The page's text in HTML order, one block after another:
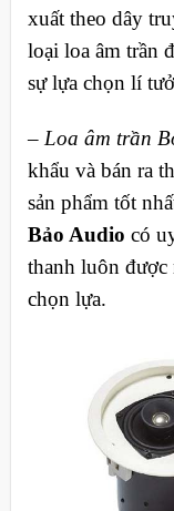
xuất theo dây
loại loa âm trần
sự lựa chọn lí
– Loa âm trần
khẩu và bán ra
sản phẩm tốt
Bảo Audio có
thanh luôn được
chọn lựa.